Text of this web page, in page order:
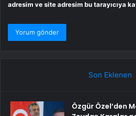
adresim ve site adresim bu tarayıcıya
Son Eklenen
Özgür Özel’den